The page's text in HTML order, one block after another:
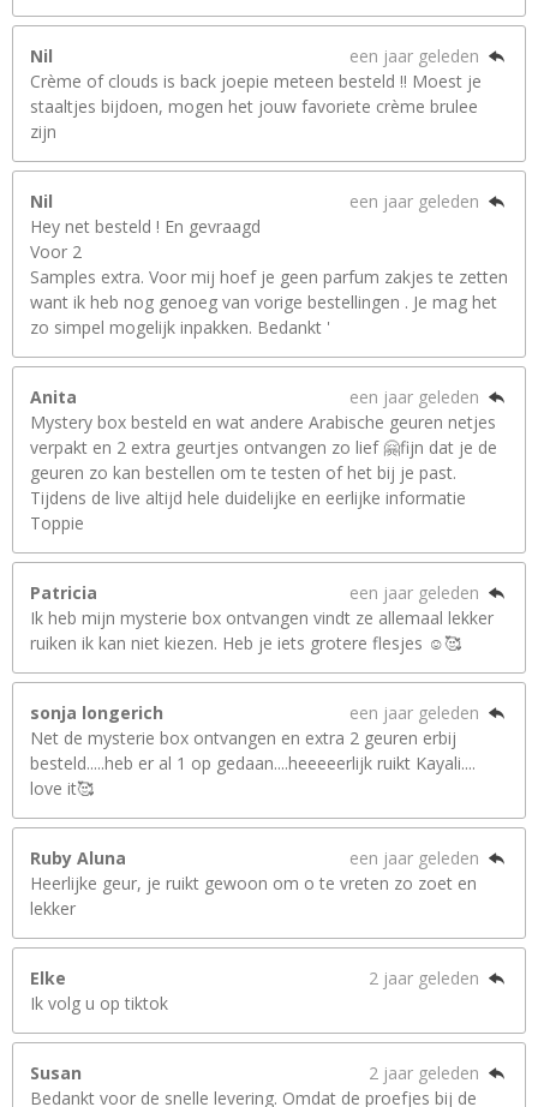
Nil
een jaar geleden
Crème of clouds is back joepie meteen besteld !! Moest je
staaltjes bijdoen, mogen het jouw favoriete crème brulee
zijn
Nil
een jaar geleden
Hey net besteld ! En gevraagd
Voor 2
Samples extra. Voor mij hoef je geen parfum zakjes te zetten
want ik heb nog genoeg van vorige bestellingen . Je mag het
zo simpel mogelijk inpakken. Bedankt '
Anita
een jaar geleden
Mystery box besteld en wat andere Arabische geuren netjes
verpakt en 2 extra geurtjes ontvangen zo lief 🤗fijn dat je de
geuren zo kan bestellen om te testen of het bij je past.
Tijdens de live altijd hele duidelijke en eerlijke informatie
Toppie
Patricia
een jaar geleden
Ik heb mijn mysterie box ontvangen vindt ze allemaal lekker
ruiken ik kan niet kiezen. Heb je iets grotere flesjes ☺️🥰
sonja longerich
een jaar geleden
Net de mysterie box ontvangen en extra 2 geuren erbij
besteld.....heb er al 1 op gedaan....heeeeerlijk ruikt Kayali....
love it🥰
Ruby Aluna
een jaar geleden
Heerlijke geur, je ruikt gewoon om o te vreten zo zoet en
lekker
Elke
2 jaar geleden
Ik volg u op tiktok
Susan
2 jaar geleden
Bedankt voor de snelle levering. Omdat de proefjes bij de